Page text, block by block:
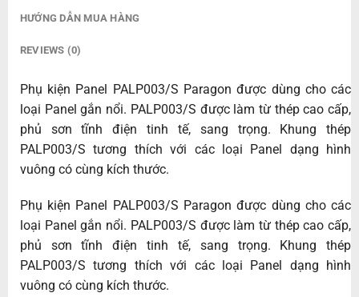
HƯỚNG DẪN MUA HÀNG
REVIEWS (0)
Phụ kiện Panel PALP003/S Paragon được dùng cho các
loại Panel gắn nổi. PALP003/S được làm từ thép cao cấp,
phủ sơn tĩnh điện tinh tế, sang trọng. Khung thép
PALP003/S tương thích với các loại Panel dạng hình
vuông có cùng kích thước.
Phụ kiện Panel PALP003/S Paragon được dùng cho các
loại Panel gắn nổi. PALP003/S được làm từ thép cao cấp,
phủ sơn tĩnh điện tinh tế, sang trọng. Khung thép
PALP003/S tương thích với các loại Panel dạng hình
vuông có cùng kích thước.